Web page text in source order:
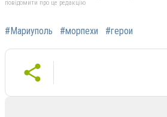
повідомити про це редакцію
#Мариуполь #морпехи #герои